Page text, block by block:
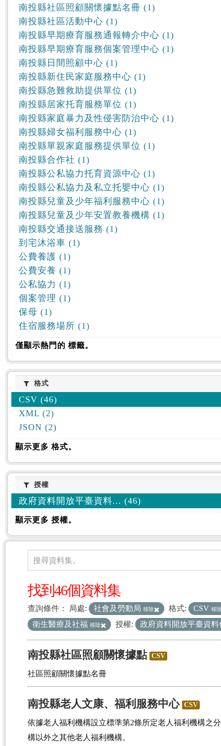
南投縣社區照顧關懷據點名冊 (1)
南投縣社區活動中心 (1)
南投縣早期療育服務通報轉介中心 (1)
南投縣早期療育服務個案管理中心 (1)
南投縣日間照顧中心 (1)
南投縣新住民家庭服務中心 (1)
南投縣急難救助提供單位 (1)
南投縣居家托育服務單位 (1)
南投縣家庭暴力及性侵害防治中心 (1)
南投縣婦女福利服務中心 (1)
南投縣單親家庭服務提供單位 (1)
南投縣合作社 (1)
南投縣公私協力托育資源中心 (1)
南投縣公私協力及私立托嬰中心 (1)
南投縣兒童及少年福利服務中心 (1)
南投縣兒童及少年安置教養機構 (1)
南投縣交通接送服務 (1)
到宅沐浴車 (1)
公費養護 (1)
公費安養 (1)
公私協力 (1)
個案管理 (1)
保母 (1)
住宿服務場所 (1)
僅顯示熱門的 標籤。
格式格式
CSV (46)
XML (2)
JSON (2)
顯示更多 格式。
授權授權
政府資料開放平臺資料... (46)
顯示更多 授權。
資料集
搜尋資料集。
找到46個資料集
查詢條件： 局處: 社會及勞動局 移除 格式: CSV 移
衛生醫療及社福 移除 授權: 政府資料開放平臺資
南投縣社區照顧關懷據點 CSV
社區照顧關懷據點名冊
南投縣老人文康、福利服務中心 CSV
依據老人福利機構設立標準第2條所定老人福利機構之
構以外之其他老人福利機構。